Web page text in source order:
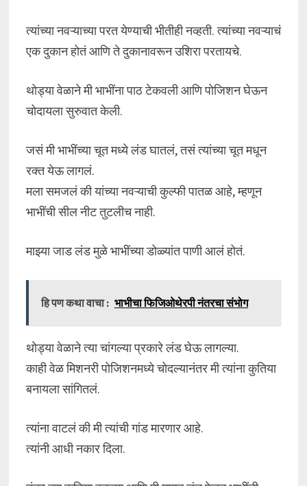
त्यांच्या नवऱ्याच्या परत येण्याची भीतीही नव्हती. त्यांच्या नवऱ्याचं
एक दुकान होतं आणि ते दुकानावरून उशिरा परतायचे.
थोड्या वेळाने मी भाभींना पाठ टेकवली आणि पोजिशन घेऊन
चोदायला सुरुवात केली.
जसं मी भाभींच्या चूत मध्ये लंड घातलं, तसं त्यांच्या चूत मधून
रक्त येऊ लागलं.
मला समजलं की यांच्या नवऱ्याची कुल्फी पातळ आहे, म्हणून
भाभींची सील नीट तुटलीच नाही.
माझ्या जाड लंड मुळे भाभींच्या डोळ्यांत पाणी आलं होतं.
हि पण कथा वाचा : भाभीचा फिजिओथेरपी नंतरचा संभोग
थोड्या वेळाने त्या चांगल्या प्रकारे लंड घेऊ लागल्या.
काही वेळ मिशनरी पोजिशनमध्ये चोदल्यानंतर मी त्यांना कुतिया
बनायला सांगितलं.
त्यांना वाटलं की मी त्यांची गांड मारणार आहे.
त्यांनी आधी नकार दिला.